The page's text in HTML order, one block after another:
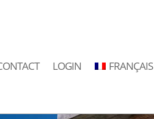
LOGIN FRANÇAIS